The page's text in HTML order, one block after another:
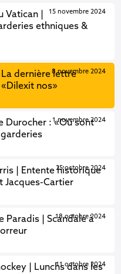
|
ethniques &
15 novembre 2024
dernière lettre
nos»
8 novembre 2024
Durocher : «Où sont
1 novembre 2024
| Entente historique
Jacques-Cartier
25 octobre 2024
Paradis | Scandale à
18 octobre 2024
| Lunchs dans les
11 octobre 2024